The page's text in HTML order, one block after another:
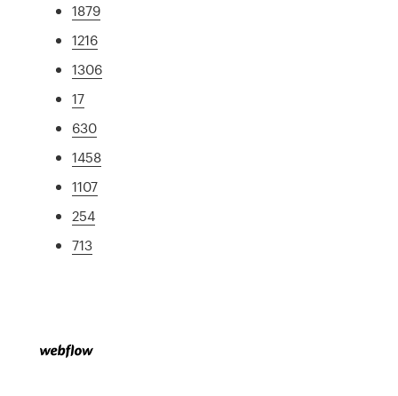
1879
1216
1306
17
630
1458
1107
254
713